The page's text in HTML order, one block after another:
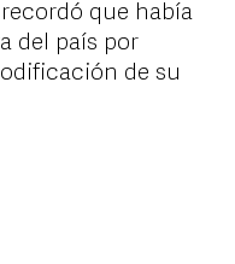
que había
del país por
de su